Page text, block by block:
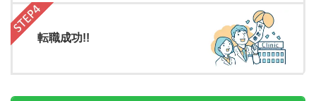
転職成功!!